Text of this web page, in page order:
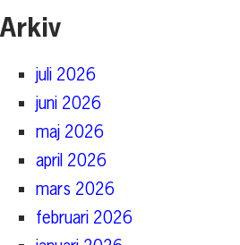
Arkiv
juli 2026
juni 2026
maj 2026
april 2026
mars 2026
februari 2026